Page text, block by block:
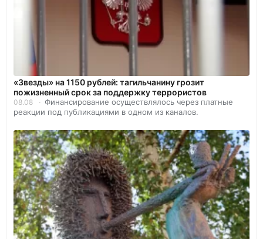
«Звезды» на 1150 рублей: тагильчанину грозит
пожизненный срок за поддержку террористов
08.08
Финансирование осуществлялось через платные
реакции под публикациями в одном из каналов.